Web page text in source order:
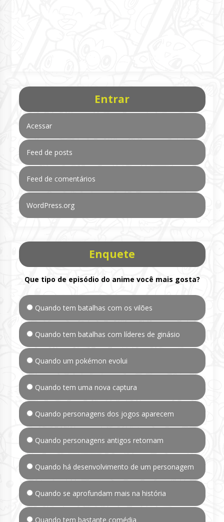
Entrar
Acessar
Feed de posts
Feed de comentários
WordPress.org
Enquete
Que tipo de episódio do anime você mais gosta?
Quando tem batalhas com os vilões
Quando tem batalhas com líderes de ginásio
Quando um pokémon evolui
Quando tem uma nova captura
Quando personagens dos jogos aparecem
Quando personagens antigos retornam
Quando há desenvolvimento de um personagem
Quando se aprofundam mais na história
Quando tem bastante comédia